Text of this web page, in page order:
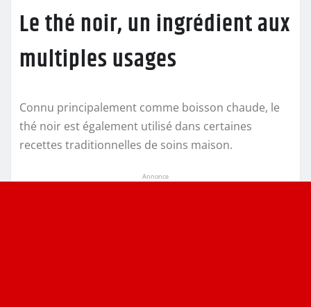
Le thé noir, un ingrédient aux
multiples usages
Connu principalement comme boisson chaude, le
thé noir est également utilisé dans certaines
recettes traditionnelles de soins maison.
Annonce